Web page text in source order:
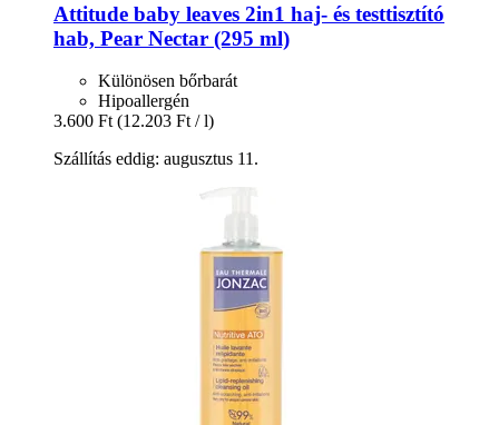
Attitude baby leaves 2in1 haj-​ és testtisztító
hab, Pear Nectar (295 ml)
Különösen bőrbarát
Hipoallergén
3.600 Ft (12.203 Ft / l)
Szállítás eddig: augusztus 11.